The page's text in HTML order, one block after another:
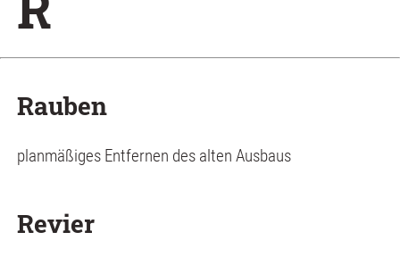
Rauben
planmäßiges Entfernen des alten Ausbaus
Revier